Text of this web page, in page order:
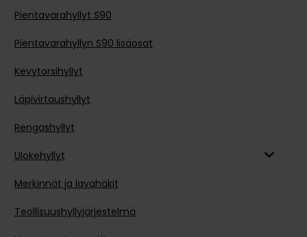
Pientavarahyllyt S90
Pientavarahyllyn S90 lisäosat
Kevytorsihyllyt
Läpivirtaushyllyt
Rengashyllyt
Ulokehyllyt
Merkinnät ja lavahäkit
Teollisuushyllyjärjestelmä